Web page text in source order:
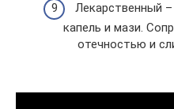
Лекарственный
капель и мази.
отечностью и